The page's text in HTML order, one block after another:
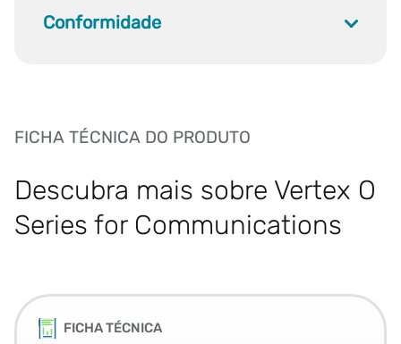
Conformidade
FICHA TÉCNICA DO PRODUTO
Descubra mais sobre Vertex O
Series for Communications
FICHA TÉCNICA